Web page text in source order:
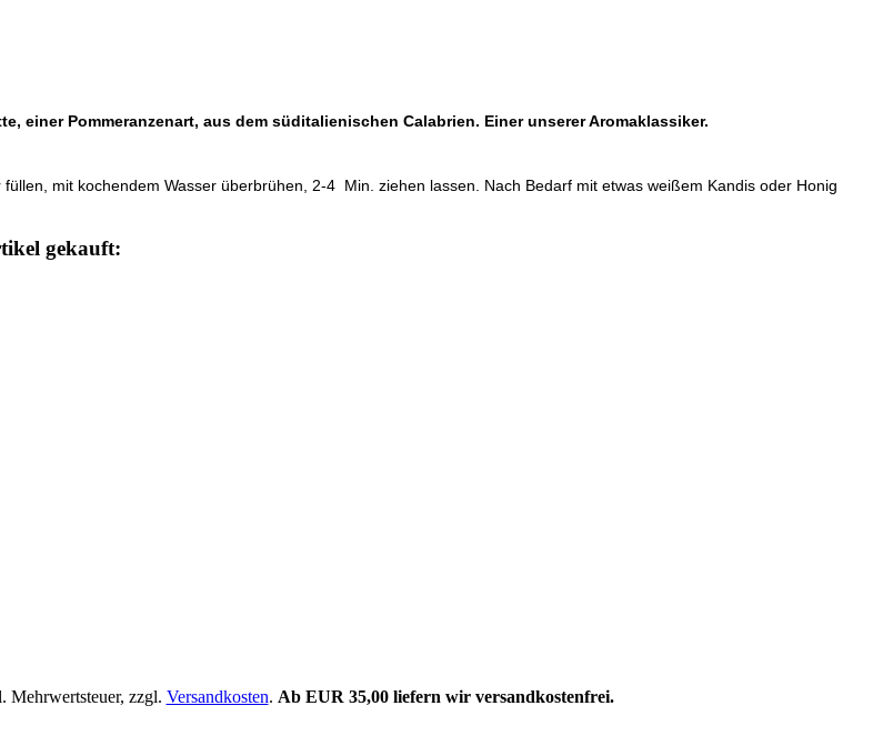
einer Pommeranzenart, aus dem süditalienischen Calabrien. Einer unserer Aromaklassiker.
füllen, mit kochendem Wasser überbrühen, 2-4 Min. ziehen lassen. Nach Bedarf mit etwas weißem Kandis oder Honig
gekauft:
zzgl. Versandkosten. Ab EUR 35,00 liefern wir versandkostenfrei.